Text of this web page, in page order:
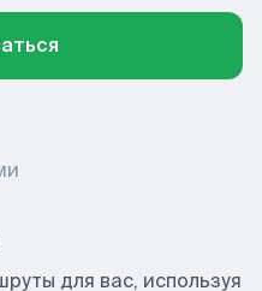
для вас, используя